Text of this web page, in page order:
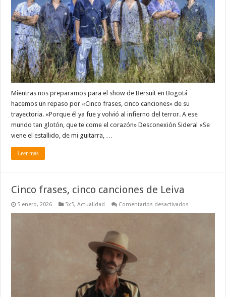
Bersuit
Mientras nos preparamos para el show de Bersuit en Bogotá
hacemos un repaso por «Cinco frases, cinco canciones» de su
trayectoria. «Porque él ya fue y volvió al infierno del terror. A ese
mundo tan glotón, que te come el corazón» Desconexión Sideral «Se
viene el estallido, de mi guitarra, …
Leer más
Cinco frases, cinco canciones de Leiva
5 enero, 2026 5x5,Actualidad Comentarios desactivados